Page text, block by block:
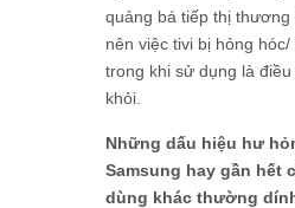
quảng bá tiếp thị thương
nên việc tivi bị hỏng hóc/
trong khi sử dụng là
khỏi.
Những dấu hiệu hư
Samsung hay gần hết
dùng khác thường